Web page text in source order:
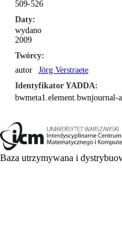
509-526
Daty
wydano
2009
Twórcy
autor
Jörg Verstraete
Identyfikator YADDA
Baza utrzymywana i